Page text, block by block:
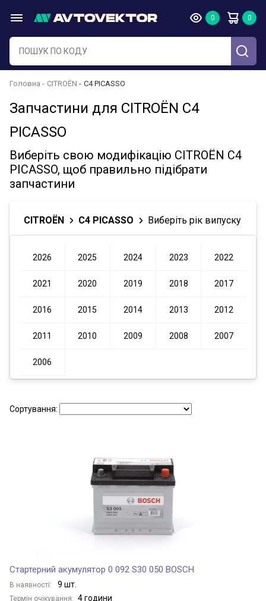
Головна CITROËN C4 PICASSO
Запчастини для CITROËN C4
PICASSO
Виберіть свою модифікацію CITROËN C4
PICASSO, щоб правильно підібрати
запчастини
CITROËN C4 PICASSO Виберіть рік випуску
2026 2025 2024 2023 2022
2021 2020 2019 2018 2017
2016 2015 2014 2013 2012
2011 2010 2009 2008 2007
2006
Сортування:
Стартерний акумулятор 0 092 S30 050 BOSCH
В наявності: 9 шт.
Термін очікування: 4 години